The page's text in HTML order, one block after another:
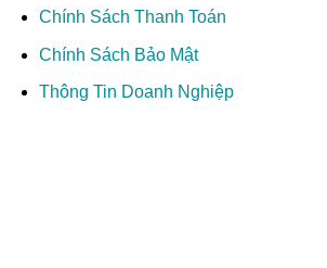
Chính Sách Thanh Toán
Chính Sách Bảo Mật
Thông Tin Doanh Nghiệp